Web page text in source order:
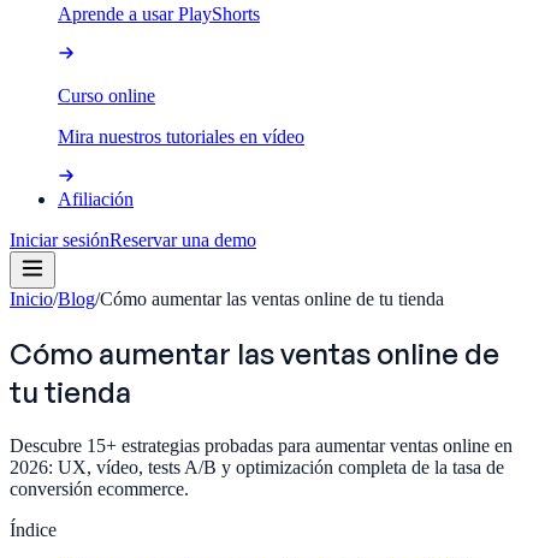
Aprende a usar PlayShorts
Curso online
Mira nuestros tutoriales en vídeo
Afiliación
Iniciar sesiónReservar una demo
Inicio/Blog/Cómo aumentar las ventas online de tu tienda
Cómo aumentar las ventas online de
tu tienda
Descubre 15+ estrategias probadas para aumentar ventas online en
2026: UX, vídeo, tests A/B y optimización completa de la tasa de
conversión ecommerce.
Índice